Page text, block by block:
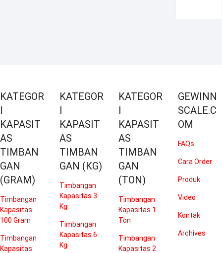
KATEGOR
I
KAPASIT
AS
TIMBAN
GAN
(GRAM)
Timbangan
Kapasitas
100 Gram
Timbangan
Kapasitas
KATEGOR
I
KAPASIT
AS
TIMBAN
GAN (KG)
Timbangan
Kapasitas 3
Kg
Timbangan
Kapasitas 6
Kg
KATEGOR
I
KAPASIT
AS
TIMBAN
GAN
(TON)
Timbangan
Kapasitas 1
Ton
Timbangan
Kapasitas 2
GEWINN
SCALE.C
OM
FAQs
Cara Order
Produk
Video
Kontak
Archives